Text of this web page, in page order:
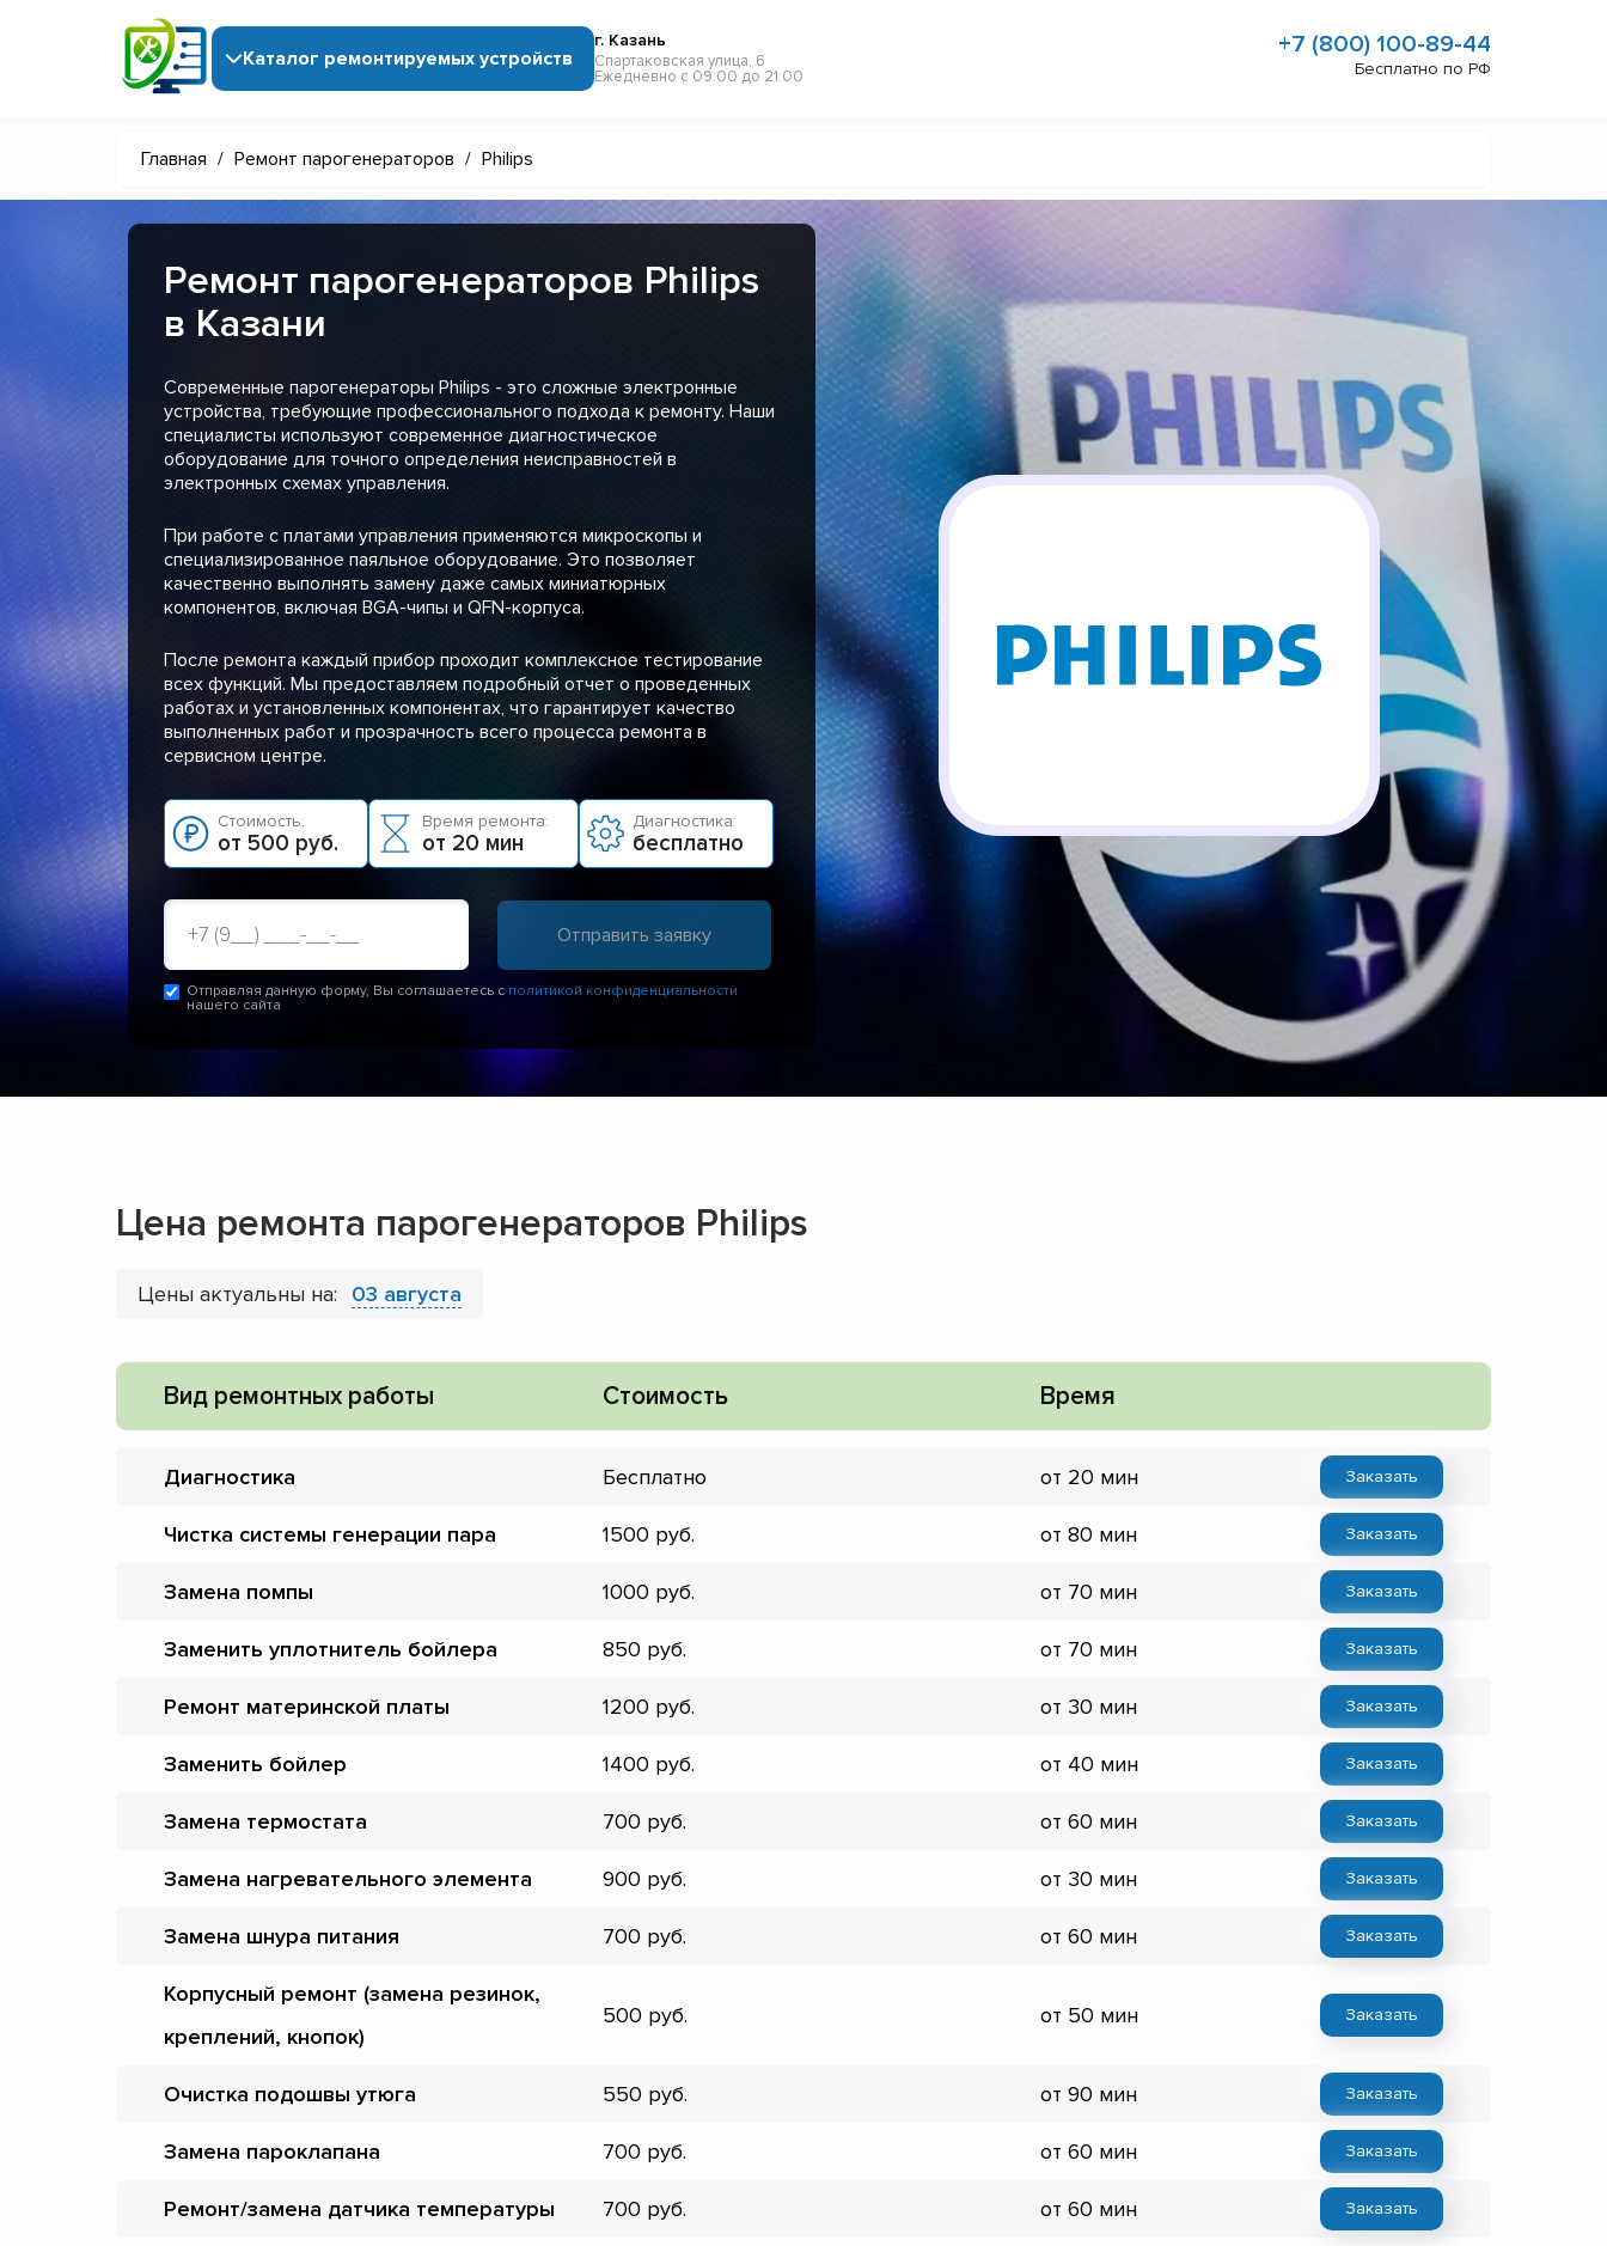
Каталог ремонтируемых устройств
г. Казань
Спартаковская улица, 6
Ежедневно с 09:00 до 21:00
+7 (800) 100-89-44
Бесплатно по РФ
Главная / Ремонт парогенераторов / Philips
Ремонт парогенераторов Philips
в Казани
Современные парогенераторы Philips - это сложные электронные
устройства, требующие профессионального подхода к ремонту. Наши
специалисты используют современное диагностическое
оборудование для точного определения неисправностей в
электронных схемах управления.
При работе с платами управления применяются микроскопы и
специализированное паяльное оборудование. Это позволяет
качественно выполнять замену даже самых миниатюрных
компонентов, включая BGA-чипы и QFN-корпуса.
После ремонта каждый прибор проходит комплексное тестирование
всех функций. Мы предоставляем подробный отчет о проведенных
работах и установленных компонентах, что гарантирует качество
выполненных работ и прозрачность всего процесса ремонта в
сервисном центре.
Стоимость:
от 500 руб.
Время ремонта:
от 20 мин
Диагностика:
бесплатно
Отправляя данную форму, Вы соглашаетесь с политикой конфиденциальности
нашего сайта
Цена ремонта парогенераторов Philips
Цены актуальны на: 03 августа
Вид ремонтных работы Стоимость Время
Диагностика Бесплатно от 20 мин Заказать
Чистка системы генерации пара 1500 от 80 мин Заказать
Замена помпы 1000 от 70 мин Заказать
Заменить уплотнитель бойлера 850 от 70 мин Заказать
Ремонт материнской платы 1200 от 30 мин Заказать
Заменить бойлер 1400 от 40 мин Заказать
Замена термостата 700 от 60 мин Заказать
Замена нагревательного элемента 900 от 30 мин Заказать
Замена шнура питания 700 от 60 мин Заказать
Корпусный ремонт (замена резинок,
креплений, кнопок)
500 от 50 мин Заказать
Очистка подошвы утюга 550 от 90 мин Заказать
Замена пароклапана 700 от 60 мин Заказать
Ремонт/замена датчика температуры 700 от 60 мин Заказать